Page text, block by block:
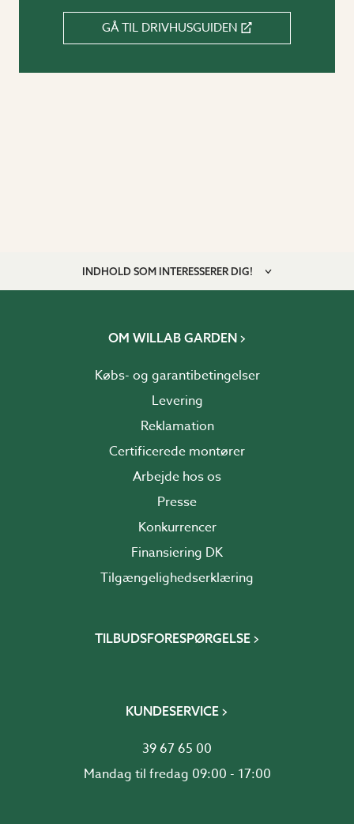
GÅ TIL DRIVHUSGUIDEN
INDHOLD SOM INTERESSERER DIG!
OM WILLAB GARDEN
Købs- og garantibetingelser
Levering
Reklamation
Certificerede montører
Arbejde hos os
Presse
Konkurrencer
Finansiering DK
Tilgængelighedserklæring
TILBUDSFORESPØRGELSE
KUNDESERVICE
39 67 65 00
Mandag til fredag 09:00 - 17:00